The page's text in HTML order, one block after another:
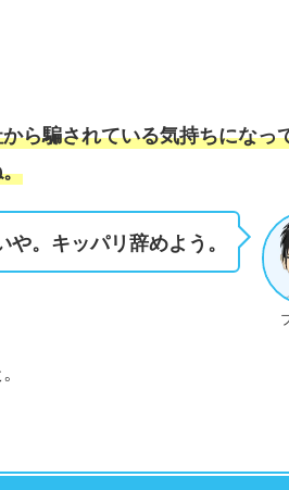
ら騙されている気持ちになっ
。キッパリ辞めよう。